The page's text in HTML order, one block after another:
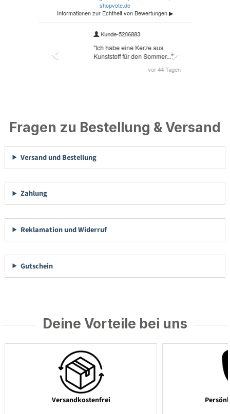
Fragen zu Bestellung & Versand
Versand und Bestellung
Zahlung
Reklamation und Widerruf
Gutschein
Deine Vorteile bei uns
Versandkostenfrei